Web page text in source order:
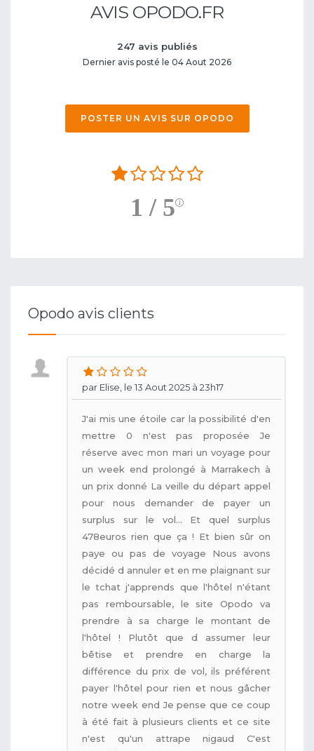
AVIS OPODO.FR
247 avis publiés
Dernier avis posté le 04 Aout 2026
POSTER UN AVIS SUR OPODO
1 / 5
Opodo avis clients
par Elise, le 13 Aout 2025 à 23h17
J'ai mis une étoile car la possibilité d'en
mettre 0 n'est pas proposée Je
réserve avec mon mari un voyage pour
un week end prolongé à Marrakech à
un prix donné La veille du départ appel
pour nous demander de payer un
surplus sur le vol... Et quel surplus
478euros rien que ça ! Et bien sûr on
paye ou pas de voyage Nous avons
décidé d annuler et en me plaignant sur
le tchat j'apprends que l'hôtel n'étant
pas remboursable, le site Opodo va
prendre à sa charge le montant de
l'hôtel ! Plutôt que d assumer leur
bêtise et prendre en charge la
différence du prix de vol, ils préférent
payer l'hôtel pour rien et nous gâcher
notre week end Je pense que ce coup
à été fait à plusieurs clients et ce site
n'est qu'un attrape nigaud C'est